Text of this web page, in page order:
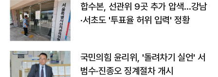
합수본, 선관위 9곳 추가 압색…강남
·서초도 '투표율 허위 입력' 정황
국민의힘 윤리위, '돌려차기 실언' 서
범수·진종오 징계절차 개시